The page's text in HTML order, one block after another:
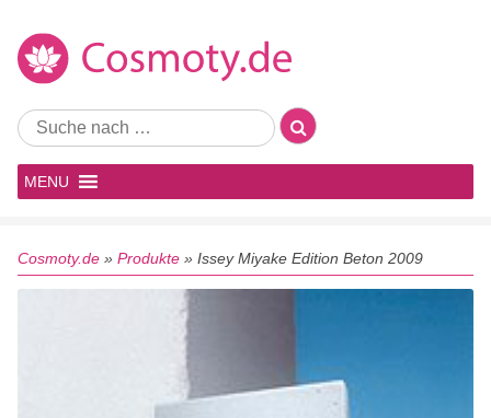
MENU
Cosmoty.de » Produkte » Issey Miyake Edition Beton 2009